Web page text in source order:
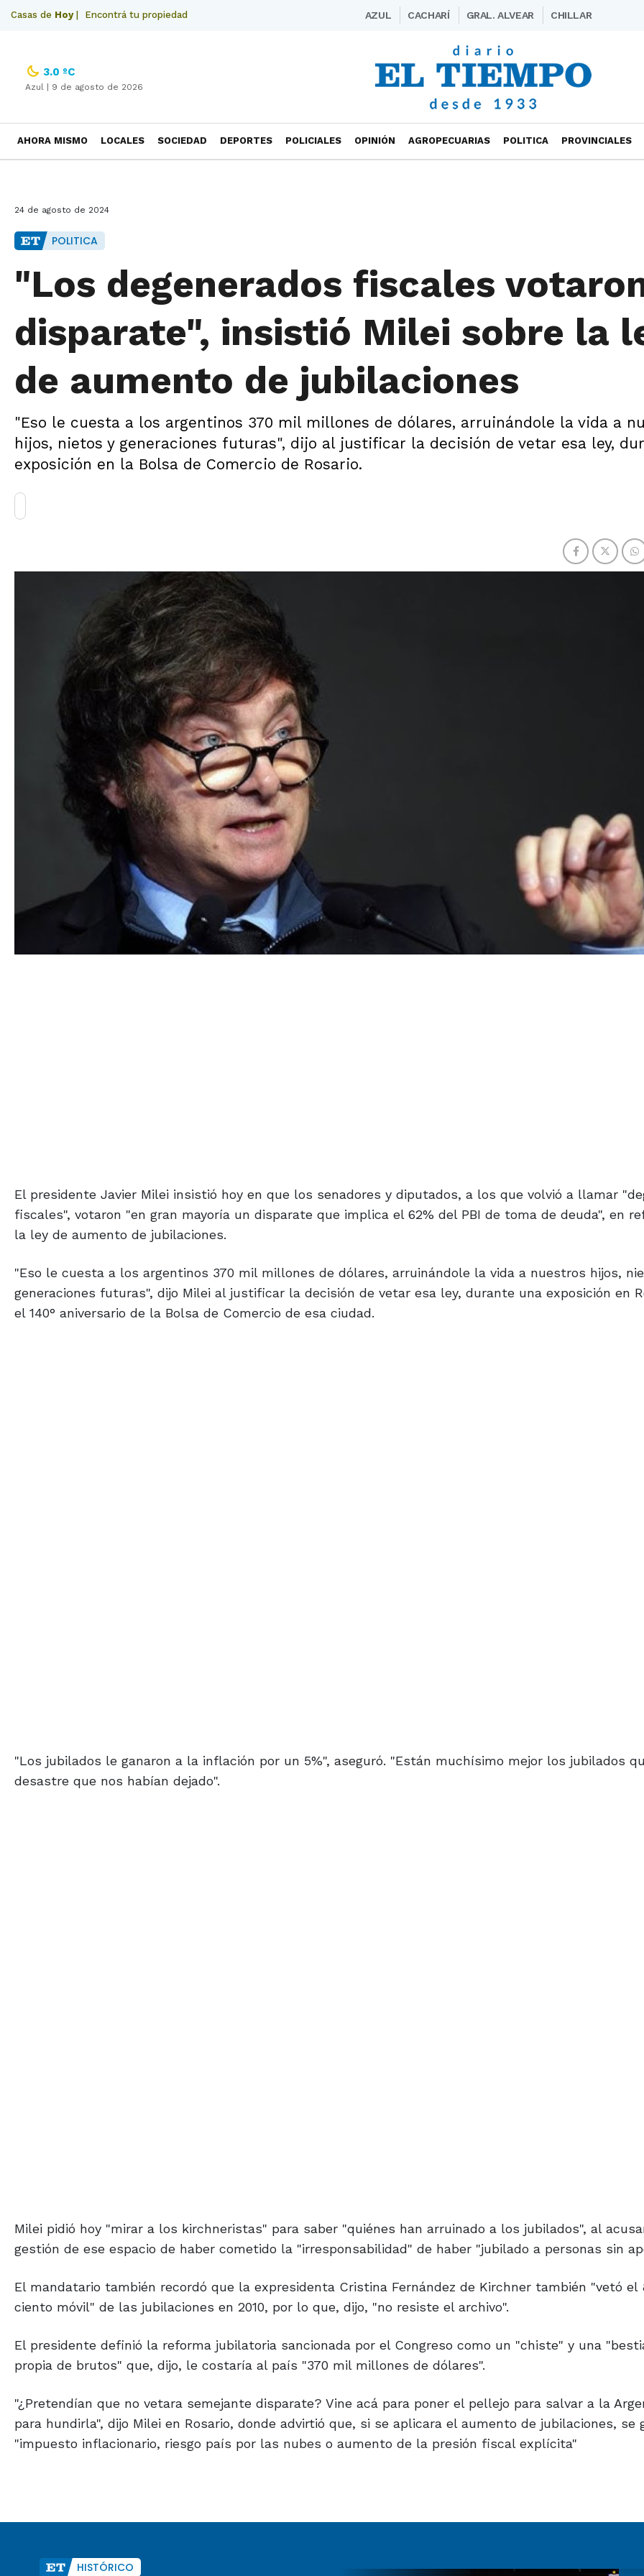
Casas de Hoy| Encontrá tu propiedad AZUL CACHARÍ GRAL. ALVEAR CHILLAR
3.0 ºC
Azul | 9 de agosto de 2026
AHORA MISMO LOCALES SOCIEDAD DEPORTES POLICIALES OPINIÓN AGROPECUARIAS POLITICA PROVINCIALES
24 de agosto de 2024
POLITICA
"Los degenerados fiscales
disparate", insistió Milei sobre la
de aumento de jubilaciones
"Eso le cuesta a los argentinos 370 mil millones de dólares, arruinándole la vida a
hijos, nietos y generaciones futuras", dijo al justificar la decisión de vetar esa ley,
exposición en la Bolsa de Comercio de Rosario.
El presidente Javier Milei insistió hoy en que los senadores y diputados, a los que volvió a llamar
fiscales", votaron "en gran mayoría un disparate que implica el 62% del PBI de toma de deuda", en
la ley de aumento de jubilaciones.
"Eso le cuesta a los argentinos 370 mil millones de dólares, arruinándole la vida a nuestros hijos,
generaciones futuras", dijo Milei al justificar la decisión de vetar esa ley, durante una exposición en
el 140° aniversario de la Bolsa de Comercio de esa ciudad.
"Los jubilados le ganaron a la inflación por un 5%", aseguró. "Están muchísimo mejor los jubilados
desastre que nos habían dejado".
Milei pidió hoy "mirar a los kirchneristas" para saber "quiénes han arruinado a los jubilados", al
gestión de ese espacio de haber cometido la "irresponsabilidad" de haber "jubilado a personas sin
El mandatario también recordó que la expresidenta Cristina Fernández de Kirchner también "vetó el
ciento móvil" de las jubilaciones en 2010, por lo que, dijo, "no resiste el archivo".
El presidente definió la reforma jubilatoria sancionada por el Congreso como un "chiste" y una
propia de brutos" que, dijo, le costaría al país "370 mil millones de dólares".
"¿Pretendían que no vetara semejante disparate? Vine acá para poner el pellejo para salvar a la
para hundirla", dijo Milei en Rosario, donde advirtió que, si se aplicara el aumento de jubilaciones, se
"impuesto inflacionario, riesgo país por las nubes o aumento de la presión fiscal explícita"
HISTÓRICO